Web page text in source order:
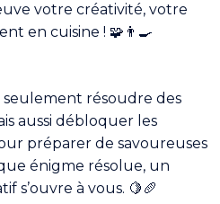
votre créativité, votre
en cuisine ! 🧩👨‍🍳
résoudre des
aussi débloquer les
préparer de savoureuses
énigme résolue, un
s’ouvre à vous. 🍋🥖